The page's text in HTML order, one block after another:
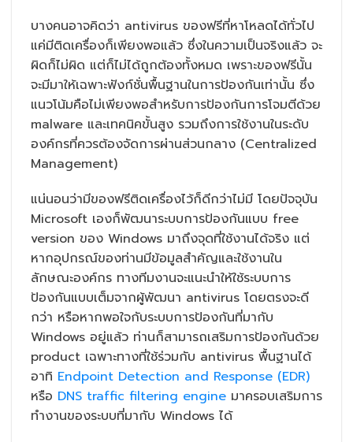
บางคนอาจคิดว่า antivirus ของฟรีที่หาโหลดได้ทั่วไป
แค่มีติดเครื่องก็เพียงพอแล้ว ซึ่งในความเป็นจริงแล้ว จะ
ผิดก็ไม่ผิด แต่ก็ไม่ได้ถูกต้องทั้งหมด เพราะของฟรีนั้น
จะมีมาให้เฉพาะฟังก์ชั่นพื้นฐานในการป้องกันเท่านั้น ซึ่ง
แนวโน้มคือไม่เพียงพอสำหรับการป้องกันการโจมตีด้วย
malware และเทคนิคขั้นสูง รวมถึงการใช้งานในระดับ
องค์กรที่ควรต้องจัดการผ่านส่วนกลาง (Centralized
Management)
แน่นอนว่ามีของฟรีติดเครื่องไว้ก็ดีกว่าไม่มี โดยปัจจุบัน
Microsoft เองก็พัฒนาระบบการป้องกันแบบ free
version ของ Windows มาถึงจุดที่ใช้งานได้จริง แต่
หากอุปกรณ์ของท่านมีข้อมูลสำคัญและใช้งานใน
ลักษณะองค์กร ทางทีมงานจะแนะนำให้ใช้ระบบการ
ป้องกันแบบเต็มจากผู้พัฒนา antivirus โดยตรงจะดี
กว่า หรือหากพอใจกับระบบการป้องกันที่มากับ
Windows อยู่แล้ว ท่านก็สามารถเสริมการป้องกันด้วย
product เฉพาะทางที่ใช้ร่วมกับ antivirus พื้นฐานได้
อาทิ Endpoint Detection and Response (EDR)
หรือ DNS traffic filtering engine มาครอบเสริมการ
ทำงานของระบบที่มากับ Windows ได้